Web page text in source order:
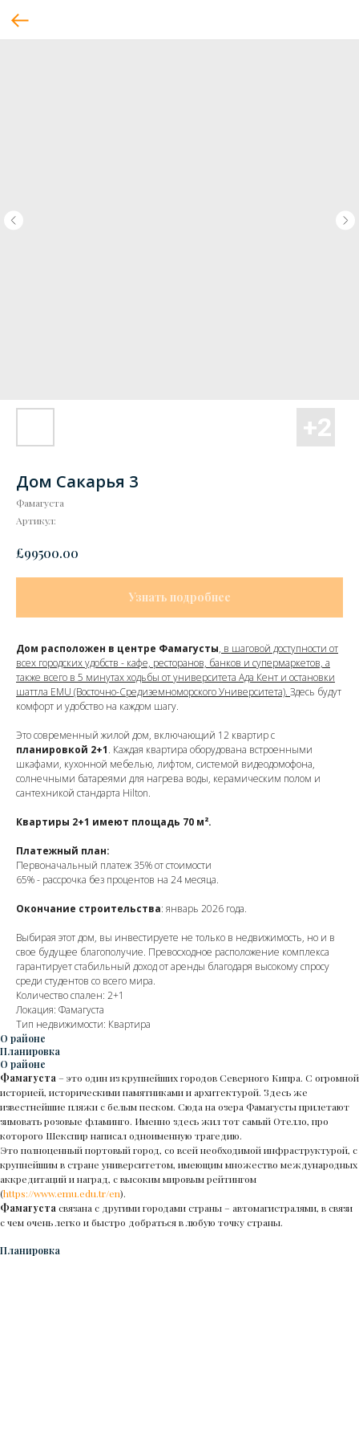
Дом Сакарья 3
Фамагуста
Артикул:
£99500.00
Узнать подробнее
Дом расположен в центре Фамагусты, в шаговой доступности от
всех городских удобств - кафе, ресторанов, банков и супермаркетов, а
также всего в 5 минутах ходьбы от университета Ада Кент и остановки
шаттла EMU (Восточно-Средиземноморского Университета). Здесь будут
комфорт и удобство на каждом шагу.
Это современный жилой дом, включающий 12 квартир с
планировкой 2+1. Каждая квартира оборудована встроенными
шкафами, кухонной мебелью, лифтом, системой видеодомофона,
солнечными батареями для нагрева воды, керамическим полом и
сантехникой стандарта Hilton.
Квартиры 2+1 имеют площадь 70 м².
Платежный план:
Первоначальный платеж 35% от стоимости
65% - рассрочка без процентов на 24 месяца.
Окончание строительства: январь 2026 года.
Выбирая этот дом, вы инвестируете не только в недвижимость, но и в
свое будущее благополучие. Превосходное расположение комплекса
гарантирует стабильный доход от аренды благодаря высокому спросу
среди студентов со всего мира.
Количество спален: 2+1
Локация: Фамагуста
Тип недвижимости: Квартира
О районе
Планировка
О районе
Фамагуста – это один из крупнейших городов Северного Кипра. С огромной
историей, историческими памятниками и архитектурой. Здесь же
известнейшие пляжи с белым песком. Сюда на озера Фамагусты прилетают
зимовать розовые фламинго. Именно здесь жил тот самый Отелло, про
которого Шекспир написал одноименную трагедию.
Это полноценный портовый город, со всей необходимой инфраструктурой, с
крупнейшим в стране университетом, имеющим множество международных
аккредитаций и наград, с высоким мировым рейтингом
(https://www.emu.edu.tr/en).
Фамагуста связана с другими городами страны – автомагистралями, в связи
с чем очень легко и быстро добраться в любую точку страны.
Планировка